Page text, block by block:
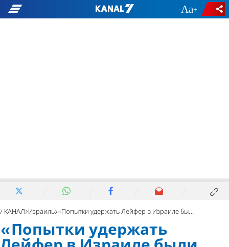
- +
7 КАНАЛ Израиль «Попытки удержать Лейфер в Израиле были осквернением имени Б-га»
«Попытки удержать